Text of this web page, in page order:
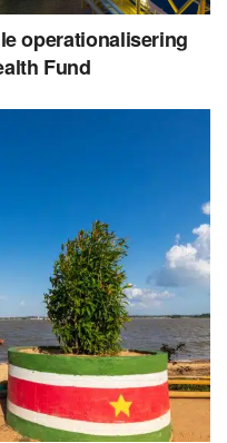
operationalisering
Fund